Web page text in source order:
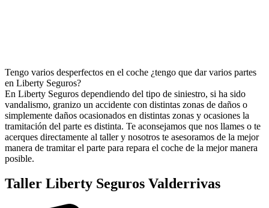
Tengo varios desperfectos en el coche ¿tengo que dar varios partes
en Liberty Seguros?
En Liberty Seguros dependiendo del tipo de siniestro, si ha sido
vandalismo, granizo un accidente con distintas zonas de daños o
simplemente daños ocasionados en distintas zonas y ocasiones la
tramitación del parte es distinta. Te aconsejamos que nos llames o te
acerques directamente al taller y nosotros te asesoramos de la mejor
manera de tramitar el parte para repara el coche de la mejor manera
posible.
Taller Liberty Seguros Valderrivas